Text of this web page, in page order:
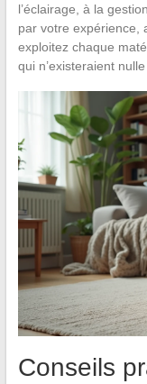
l’éclairage, à la
par votre expérience,
exploitez chaque
qui n’existeraient
Conseils